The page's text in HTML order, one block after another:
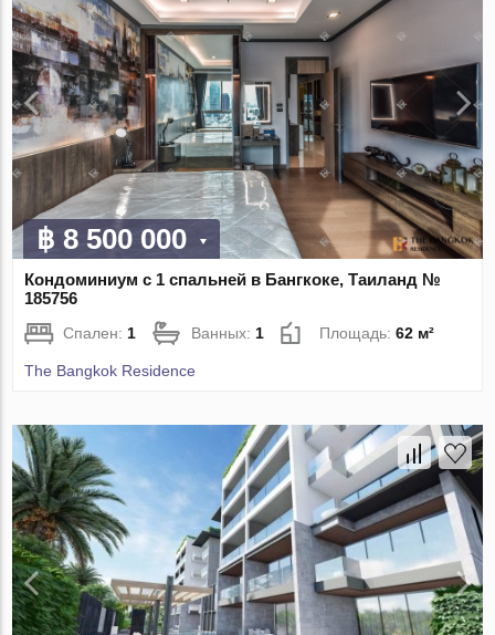
฿ 8 500 000
Кондоминиум с 1 спальней в Бангкоке, Таиланд №
185756
Спален: 1 Ванных: 1 Площадь:62 м²
The Bangkok Residence